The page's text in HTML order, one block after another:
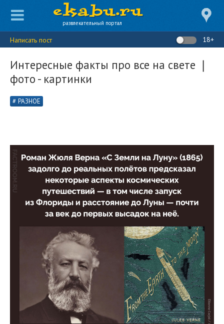
развлекательный портал
Написать пост 18+
Интересные факты про все на свете ❘
фото - картинки
РАЗНОЕ